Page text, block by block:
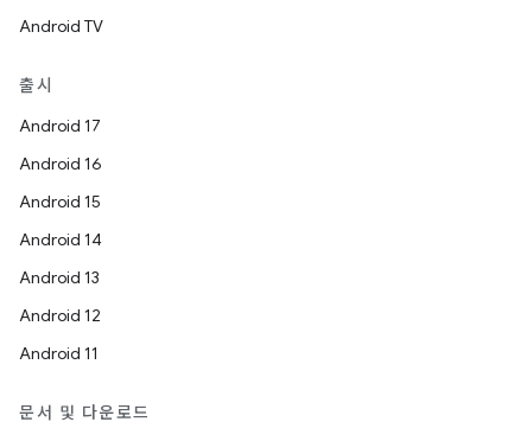
Android TV
출시
Android 17
Android 16
Android 15
Android 14
Android 13
Android 12
Android 11
문서 및 다운로드